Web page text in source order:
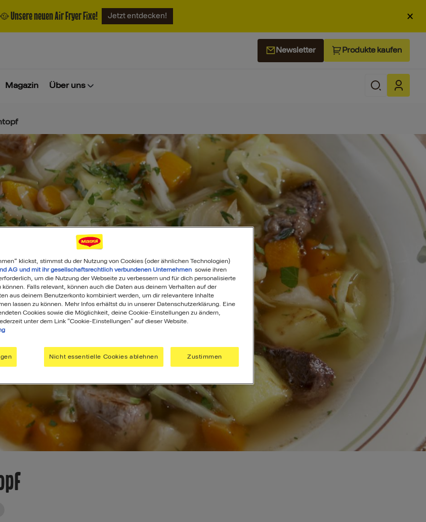
🥘 Unsere neuen Air Fryer Fixe! Jetzt entdecken! ×
Newsletter Produkte kaufen
Magazin Über uns
klickst, stimmst du der Nutzung von Cookies (oder ähnlichen Technologien)
AG und mit ihr gesellschaftsrechtlich verbundenen Unternehmen sowie ihren
um die Nutzung der Webseite zu verbessern und für dich personalisierte
können. Falls relevant, können auch die Daten aus deinem Verhalten auf der
aus deinem Benutzerkonto kombiniert werden, um dir relevantere Inhalte
lassen zu können. Mehr Infos erhältst du in unserer Datenschutzerklärung. Eine
Cookies sowie die Möglichkeit, deine Cookie-Einstellungen zu ändern,
unter dem Link "Cookie-Einstellungen" auf dieser Website.
Nicht essentielle Cookies ablehnen Zustimmen